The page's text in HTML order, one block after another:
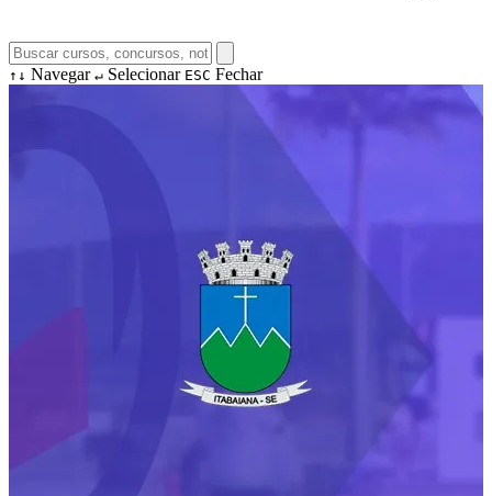
↑↓ Navegar ↵ Selecionar ESC Fechar